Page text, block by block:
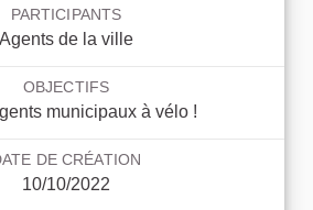
PARTICIPANTS
Agents de la ville
OBJECTIFS
municipaux à vélo !
DE CRÉATION
10/10/2022